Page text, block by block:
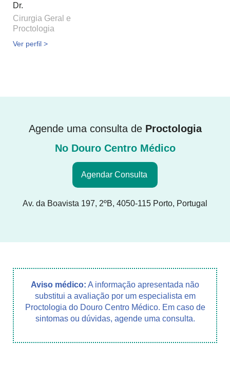
Dr.
Cirurgia Geral e
Proctologia
Ver perfil >
Agende uma consulta de Proctologia
No Douro Centro Médico
Agendar Consulta
Av. da Boavista 197, 2ºB, 4050-115 Porto, Portugal
Aviso médico: A informação apresentada não
substitui a avaliação por um especialista em
Proctologia do Douro Centro Médico. Em caso de
sintomas ou dúvidas, agende uma consulta.